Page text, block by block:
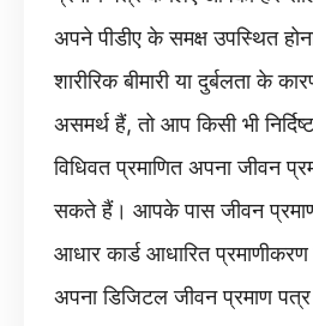
अपने पीडीए के समक्ष उपस्थित
शारीरिक बीमारी या दुर्बलता के
असमर्थ हैं, तो आप किसी भी निर्दिष्ट
विधिवत प्रमाणित अपना जीवन
सकते हैं। आपके पास जीवन
आधार कार्ड आधारित
अपना डिजिटल जीवन प्रमाण